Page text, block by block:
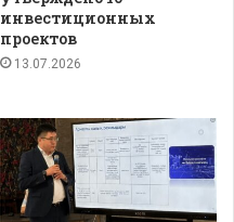
инвестиционных
проектов
13.07.2026